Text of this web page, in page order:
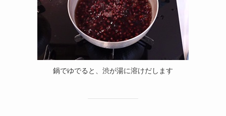
鍋でゆでると、渋が湯に溶けだします